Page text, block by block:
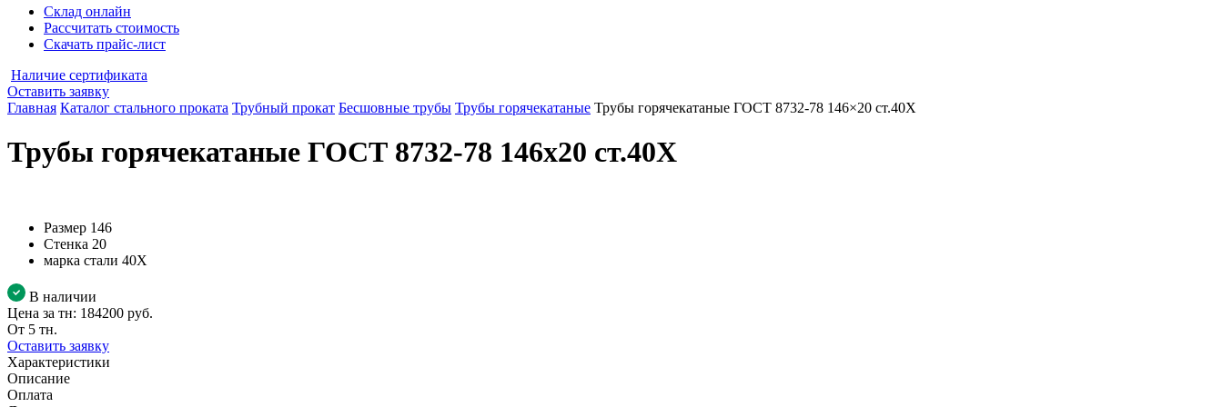
Склад онлайн
Рассчитать стоимость
Скачать прайс-лист
Наличие сертификата
Оставить заявку
Главная Каталог стального проката Трубный прокат Бесшовные трубы Трубы горячекатаные Трубы горячекатаные ГОСТ 8732-78 146×20 ст.40Х
Трубы горячекатаные ГОСТ 8732-78 146x20 ст.40Х
Размер 146
Стенка 20
марка стали 40Х
В наличии
Цена за тн: 184200 руб.
От 5 тн.
Оставить заявку
Характеристики
Описание
Оплата